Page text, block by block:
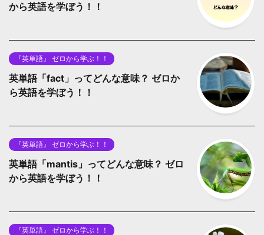
から英語を学ぼう！！
『英単語』 ゼロから学ぶ！！
英単語「fact」ってどんな意味？ ゼロか
ら英語を学ぼう！！
『英単語』 ゼロから学ぶ！！
英単語「mantis」ってどんな意味？ ゼロ
から英語を学ぼう！！
『英単語』 ゼロから学ぶ！！